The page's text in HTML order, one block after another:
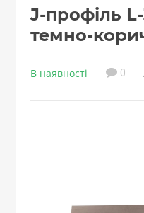
J-профіль
темно-
В наявності 0